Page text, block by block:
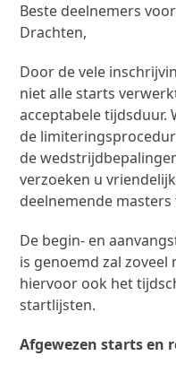
Beste deelnemers
Drachten,
Door de vele
niet alle starts
acceptabele tijdsduur.
de
de
verzoeken u
deelnemende masters
De begin- en
is genoemd zal
hiervoor ook het
startlijsten.
Afgewezen starts en